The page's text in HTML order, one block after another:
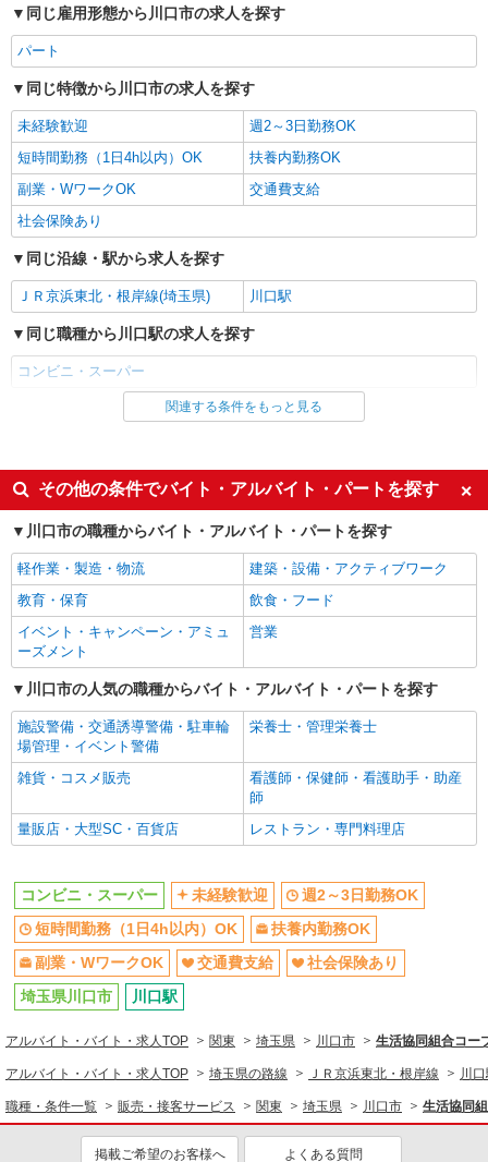
スーパーマーケットの店内スタッフ
＜パート時給＞ ■惣菜 時給1,330円〜1,580円
降：時給1480円〜 ★土曜＋100円 ★日・祝＋100
円 ■惣菜以外 時給1,230円〜1,480円（曜日・時間
帯による） 時給1230円〜 19時以降：時給1380
円〜 ★土曜＋100円 ★日・祝＋100円 ※アルバイ
トさんの時給や募集内容はお問い合わせください
埼玉県川口市上青木4-13-78
詳細を見る
アルバイト パート
ヤオコー 川口SKIPシティ店
＜パート時給＞ 時給1,230円〜1,480円（曜
給1380円〜 ★土曜＋100円 ★日・祝＋100円 ※ア
ルバイトさんの時給や募集内容はお問い合わせく
ださい
埼玉県川口市上青木4-13-78
キープ
イオンモール川口☆株式会社チェッカーサポート NO．7460
時給1200円以上 高校生 時給1150円以上 ■日祝
は時給100円UP！ ■経験に応じてさらに時給UPあ
り！ 研修中 時給1141円 (研修期間 35 時間 )
埼玉県川口市安行領根岸3180番
キープ 詳細を見る
アルバイト パート
ヨークマート フードセントラル
販売スタッフ・裏方スタッフ
［アルバイト・パート］ 時給1,141円〜（大学
生は時給1,200円／高校生は時給1,141円） レジ
［1］：時給1,150円〜 (土1,200円・日祝1,300円)
レジ［2］：時給1,200円 (17:00〜閉店作業
21:15迄) 精肉：時給1,150円〜 (経験者技術内容
により応相談) 開店作業：時給1,200円 (開店ま
での納品・品出し・商品製造) 閉店作業：時給
1,200円 （作業場清掃・値下げ等閉店に関わる
作業） アルバイト：時給 大学生1,200円・高校
します。
キープ 詳細を見る
アルバイト
スーパー店内レジスタッフ
時給1141円 ★22時以降は平日時給の3割増！
（22時以降の勤務がある場合）
■サミットストア 川口赤井店 埼玉県川口市
赤井2-3-7
同じ雇用形態から川口市の求人を探す
パート
同じ特徴から川口市の求人を探す
未経験歓迎
週2～3日勤務OK
短時間勤務（1日4h以内）OK
扶養内勤務OK
副業・WワークOK
交通費支給
社会保険あり
同じ沿線・駅から求人を探す
ＪＲ京浜東北・根岸線(埼玉県) 川口駅
同じ職種から川口駅の求人を探す
コンビニ・スーパー
同じ雇用形態から川口駅の求人を探す
同じ特徴から川口駅の求人を探す
未経験歓迎
週2～3日勤務OK
短時間勤務（1日4h以内）OK
扶養内勤務OK
副業・WワークOK
交通費支給
社会保険あり
同じ職種から求人を探す
販売・接客サービス
コンビニ・スーパー
同じ特徴から求人を探す
週2～3日勤務OK
短時間勤務（1日4h以内）OK
扶養内勤務OK
社会保険あり
関連する条件をもっと見る
その他の条件でバイト・アルバイト・パートを探す
川口市の職種からバイト・アルバイト・パートを探す
軽作業・製造・物流
建築・設備・アクティブワーク
教育・保育
飲食・フード
イベント・キャンペーン・アミュ
ーズメント
営業
川口市の人気の職種からバイト・アルバイト・パートを探す
施設警備・交通誘導警備・駐車輪
場管理・イベント警備
栄養士・管理栄養士
雑貨・コスメ販売
看護師・保健師・看護助手・助産
師
量販店・大型SC・百貨店
レストラン・専門料理店
コンビニ・スーパー 未経験歓迎
週2～3日勤務OK
短時間勤務（1日4h以内）OK
扶養内勤務OK
副業・WワークOK
交通費支給
社会保険あり
埼玉県川口市
川口駅
アルバイト・バイト・求人TOP 関東 埼玉県 川口市 生活協同組合コー
アルバイト・バイト・求人TOP 埼玉県の路線 ＪＲ京浜東北・根岸線 川
職種・条件一覧 販売・接客サービス 関東 埼玉県 川口市 生活協同
掲載ご希望のお客様へ よくある質問